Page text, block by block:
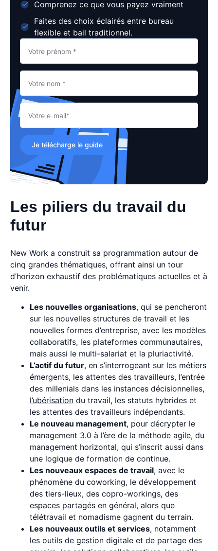
Comprenez ce que vous payez vraiment
Faites des choix éclairés entre bureau
flexible et bail traditionnel.
Je télécharge le guide
Les piliers du travail du
futur
New Work a construit sa programmation autour de
cinq grandes thématiques, offrant ainsi un tour
d’horizon exhaustif des problématiques actuelles et à
venir.
Les nouvelles organisations, qui se pencheront
sur les nouvelles structures de travail et les
nouvelles formes d’entreprise, avec les modèles
collaboratifs, les plateformes communautaires,
mais aussi le multi-salariat et la pluriactivité.
L’actif du futur, en s’interrogeant sur les métiers
émergents, les attentes des travailleurs, l’entrée
des millenials dans les instances décisionnelles,
l’ubérisation du travail, les statuts hybrides et
les attentes des travailleurs indépendants.
Le nouveau management, pour décrypter le
management 3.0 à l’ère de la méthode agile, du
management horizontal, qui s’inscrit aussi dans
une logique de formation de continue.
Les nouveaux espaces de travail, avec le
phénomène du coworking, le développement
des tiers-lieux, des copro-workings, des
espaces partagés en général, alors que
télétravail et nomadisme gagnent du terrain.
Les nouveaux outils et services, notamment
les outils de gestion digitale et de partage des